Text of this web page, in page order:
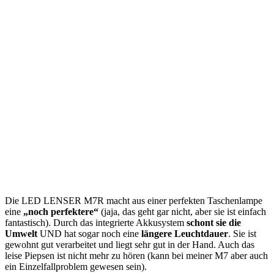
Die LED LENSER M7R macht aus einer perfekten Taschenlampe
eine „noch perfektere“ (jaja, das geht gar nicht, aber sie ist einfach
fantastisch). Durch das integrierte Akkusystem schont sie die
Umwelt UND hat sogar noch eine längere Leuchtdauer. Sie ist
gewohnt gut verarbeitet und liegt sehr gut in der Hand. Auch das
leise Piepsen ist nicht mehr zu hören (kann bei meiner M7 aber auch
ein Einzelfallproblem gewesen sein).